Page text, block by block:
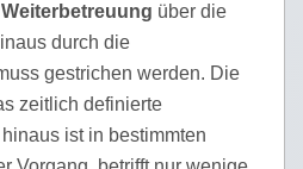
über die
durch die
gestrichen werden. Die
zeitlich definierte
ist in bestimmten